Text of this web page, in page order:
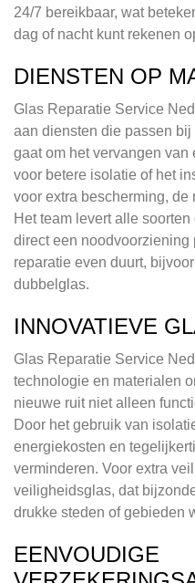
24/7 bereikbaar, wat
dag of nacht kunt rekenen
DIENSTEN OP
Glas Reparatie Service
aan diensten die passen
gaat om het vervangen
voor betere isolatie of het
voor extra bescherming,
Het team levert alle
direct een noodvoorziening
reparatie even duurt,
dubbelglas.
INNOVATIEVE
Glas Reparatie Service
technologie en materialen
nieuwe ruit niet alleen
Door het gebruik van
energiekosten en
verminderen. Voor extra
veiligheidsglas, dat
drukke steden of gebieden
EENVOUDIGE